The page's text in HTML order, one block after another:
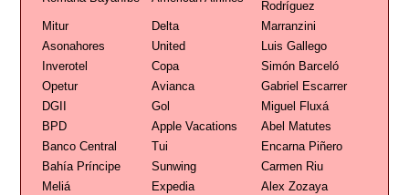
Rodríguez
Mitur
Delta
Marranzini
Asonahores
United
Luis Gallego
Inverotel
Copa
Simón Barceló
Opetur
Avianca
Gabriel Escarrer
DGII
Gol
Miguel Fluxá
BPD
Apple Vacations
Abel Matutes
Banco Central
Tui
Encarna Piñero
Bahía Príncipe
Sunwing
Carmen Riu
Meliá
Expedia Alex Zozaya